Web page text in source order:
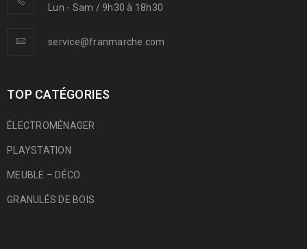
Lun - Sam / 9h30 à 18h30
service@franmarche.com
TOP CATÉGORIES
ÉLECTROMÉNAGER
PLAYSTATION
MEUBLE – DÉCO
GRANULÉS DE BOIS